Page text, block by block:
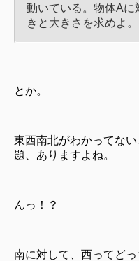
動いている。物体Aに
きと大きさを求めよ。
とか。
東西南北がわかってな
題、ありますよね。
んっ！？
南に対して、西ってどっ